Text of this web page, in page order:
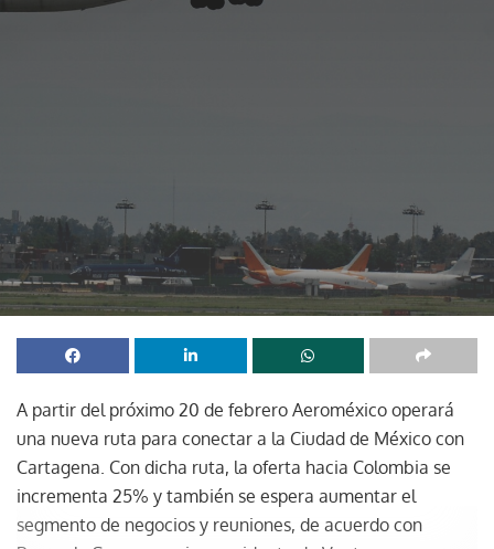
A partir del próximo 20 de febrero Aeroméxico operará
una nueva ruta para conectar a la Ciudad de México con
Cartagena. Con dicha ruta, la oferta hacia Colombia se
incrementa 25% y también se espera aumentar el
segmento de negocios y reuniones, de acuerdo con